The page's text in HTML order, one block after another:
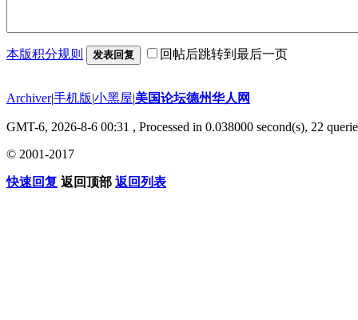
本版积分规则 发表回复 回帖后跳转到最后一页
Archiver|手机版|小黑屋|美国论坛德州华人网
GMT-6, 2026-8-6 00:31 , Processed in 0.038000 second(s), 22
© 2001-2017
快速回复 返回顶部 返回列表